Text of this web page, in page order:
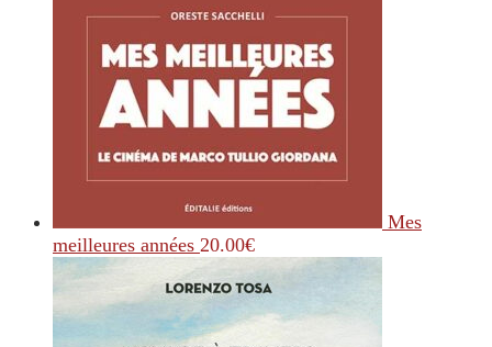
Mes
meilleures années 20.00€